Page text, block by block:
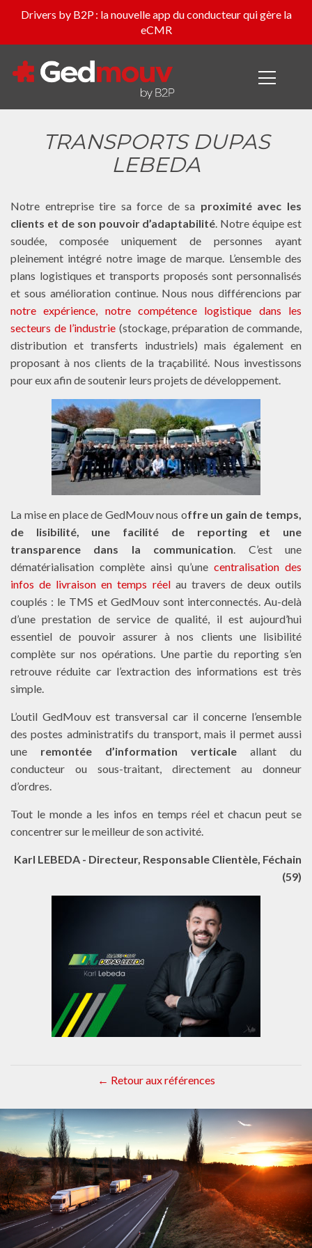
Drivers by B2P : la nouvelle app du conducteur qui gère la
eCMR
TRANSPORTS DUPAS
LEBEDA
Notre entreprise tire sa force de sa proximité avec les
clients et de son pouvoir d’adaptabilité. Notre équipe est
soudée, composée uniquement de personnes ayant
pleinement intégré notre image de marque. L’ensemble des
plans logistiques et transports proposés sont personnalisés
et sous amélioration continue. Nous nous différencions par
notre expérience, notre compétence logistique dans les
secteurs de l’industrie (stockage, préparation de commande,
distribution et transferts industriels) mais également en
proposant à nos clients de la traçabilité. Nous investissons
pour eux afin de soutenir leurs projets de développement.
La mise en place de GedMouv nous offre un gain de temps,
de lisibilité, une facilité de reporting et une
transparence dans la communication. C’est une
dématérialisation complète ainsi qu’une centralisation des
infos de livraison en temps réel au travers de deux outils
couplés : le TMS et GedMouv sont interconnectés. Au-delà
d’une prestation de service de qualité, il est aujourd’hui
essentiel de pouvoir assurer à nos clients une lisibilité
complète sur nos opérations. Une partie du reporting s’en
retrouve réduite car l’extraction des informations est très
simple.
L’outil GedMouv est transversal car il concerne l’ensemble
des postes administratifs du transport, mais il permet aussi
une remontée d’information verticale allant du
conducteur ou sous-traitant, directement au donneur
d’ordres.
Tout le monde a les infos en temps réel et chacun peut se
concentrer sur le meilleur de son activité.
Karl LEBEDA - Directeur, Responsable Clientèle, Féchain
(59)
← Retour aux références